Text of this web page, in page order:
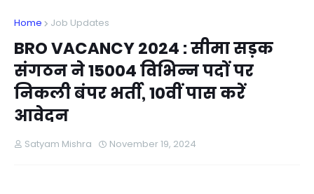
Home Job Updates
BRO VACANCY 2024 : सीमा सड़क
संगठन ने 15004 विभिन्न पदों पर
निकली बंपर भर्ती, 10वीं पास करें
आवेदन
Satyam Mishra November 19, 2024